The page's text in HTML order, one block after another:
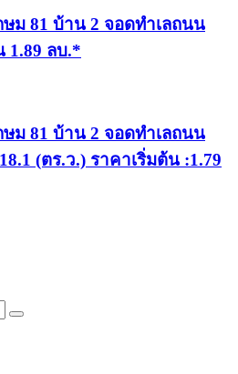
ษม 81 บ้าน 2 จอดทำเลถนน
1.89 ลบ.*
ษม 81 บ้าน 2 จอดทำเลถนน
(ตร.ว.) ราคาเริ่มต้น :1.79